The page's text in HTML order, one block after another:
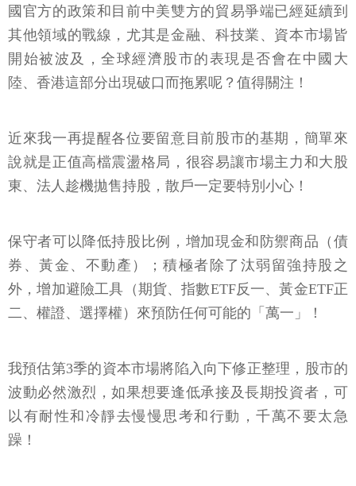
國官方的政策和目前中美雙方的貿易爭端已經延續到
其他領域的戰線，尤其是金融、科技業、資本市場皆
開始被波及，全球經濟股市的表現是否會在中國大
陸、香港這部分出現破口而拖累呢？值得關注！
近來我一再提醒各位要留意目前股市的基期，簡單來
說就是正值高檔震盪格局，很容易讓市場主力和大股
東、法人趁機拋售持股，散戶一定要特別小心！
保守者可以降低持股比例，增加現金和防禦商品（債
券、黃金、不動產）；積極者除了汰弱留強持股之
外，增加避險工具（期貨、指數ETF反一、黃金ETF正
二、權證、選擇權）來預防任何可能的「萬一」！
我預估第3季的資本市場將陷入向下修正整理，股市的
波動必然激烈，如果想要逢低承接及長期投資者，可
以有耐性和冷靜去慢慢思考和行動，千萬不要太急
躁！